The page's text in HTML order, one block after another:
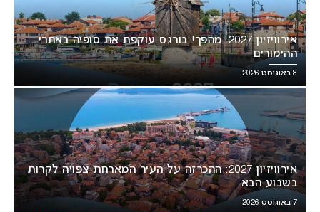
אירוויזיון 2027: מהפך! בורגס עוקפת את סופיה באתרי
ההימורים
8 באוגוסט 2026
אירוויזיון 2027: ההכרזה על העיר המארחת צפויה לקרות
בשבוע הבא
7 באוגוסט 2026